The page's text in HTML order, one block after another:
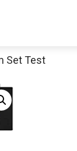
Set Test